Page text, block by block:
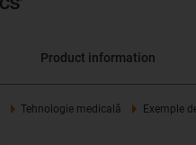
Product information
Tehnologie medicală Exemple